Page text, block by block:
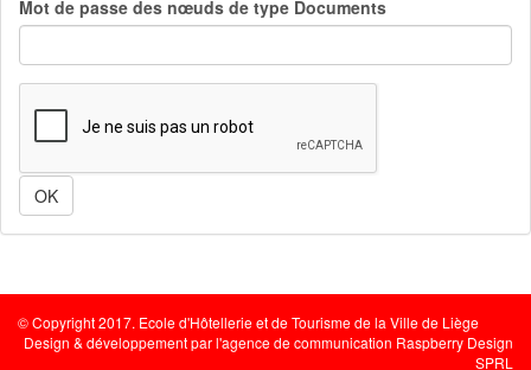
Mot de passe des nœuds de type Documents
OK
© Copyright 2017. Ecole d'Hôtellerie et de Tourisme de la Ville de Liège
Design & développement par l'agence de communication Raspberry Design
SPRL